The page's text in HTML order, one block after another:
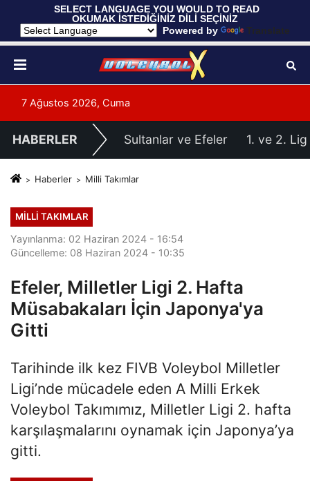
SELECT LANGUAGE YOU WOULD TO READ
OKUMAK İSTEDİĞİNİZ DİLİ SEÇİNİZ
Powered by
Translate
7 Ağustos 2026, Cuma
HABERLER Sultanlar ve Efeler 1. ve 2. Lig
Haberler Milli Takımlar
MILLI TAKIMLAR
Yayınlanma: 02 Haziran 2024 - 16:54
Güncelleme: 08 Haziran 2024 - 10:35
Efeler, Milletler Ligi 2. Hafta
Müsabakaları İçin Japonya'ya
Gitti
Tarihinde ilk kez FIVB Voleybol Milletler
Ligi’nde mücadele eden A Milli Erkek
Voleybol Takımımız, Milletler Ligi 2. hafta
karşılaşmalarını oynamak için Japonya’ya
gitti.